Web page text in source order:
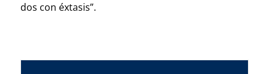
dos con éxtasis”.